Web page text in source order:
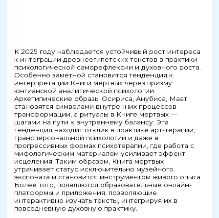
К 2025 году наблюдается устойчивый рост интереса
к интеграции древнеегипетских текстов в практики
психологической саморефлексии и духовного роста.
Особенно заметной становится тенденция к
интерпретации Книги мёртвых через призму
юнгианской аналитической психологии.
Архетипические образы Осириса, Анубиса, Маат
становятся символами внутренних процессов
трансформации, а ритуалы в Книге мертвых —
шагами на пути к внутреннему балансу. Эта
тенденция находит отклик в практике арт-терапии,
трансперсональной психологии и даже в
прогрессивных формах психотерапии, где работа с
мифологическим материалом усиливает эффект
исцеления. Таким образом, Книга мертвых
утрачивает статус исключительно музейного
экспоната и становится инструментом живого опыта.
Более того, появляются образовательные онлайн-
платформы и приложения, позволяющие
интерактивно изучать тексты, интегрируя их в
повседневную духовную практику.